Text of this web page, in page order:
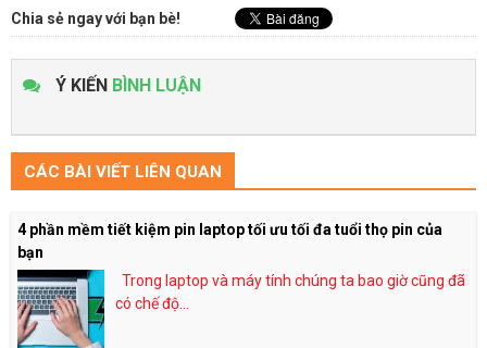
Chia sẻ ngay với bạn bè!
Ý KIẾN BÌNH LUẬN
CÁC BÀI VIẾT LIÊN QUAN
4 phần mềm tiết kiệm pin laptop tối ưu tối đa tuổi thọ pin của
bạn
Trong laptop và máy tính chúng ta bao giờ cũng đã
có chế độ...